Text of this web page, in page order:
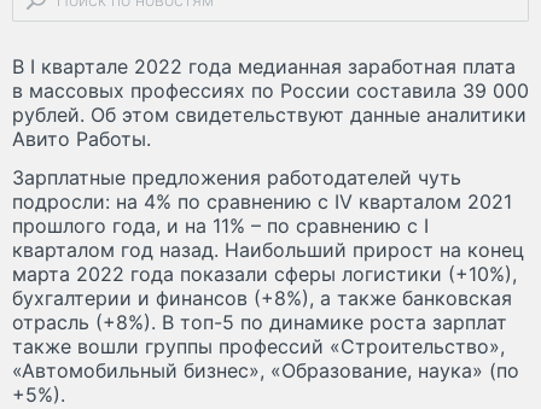
В I квартале 2022 года медианная заработная плата
в массовых профессиях по России составила 39 000
рублей. Об этом свидетельствуют данные аналитики
Авито Работы.
Зарплатные предложения работодателей чуть
подросли: на 4% по сравнению с IV кварталом 2021
прошлого года, и на 11% – по сравнению с I
кварталом год назад. Наибольший прирост на конец
марта 2022 года показали сферы логистики (+10%),
бухгалтерии и финансов (+8%), а также банковская
отрасль (+8%). В топ-5 по динамике роста зарплат
также вошли группы профессий «Строительство»,
«Автомобильный бизнес», «Образование, наука» (по
+5%).